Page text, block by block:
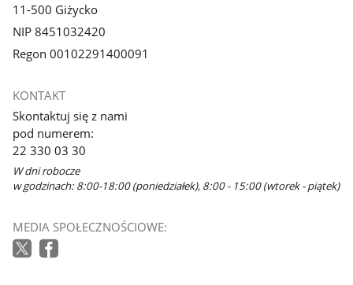
11-500 Giżycko
NIP 8451032420
Regon 00102291400091
KONTAKT
Skontaktuj się z nami
pod numerem:
22 330 03 30
W dni robocze
w godzinach: 8:00-18:00 (poniedziałek), 8:00 - 15:00 (wtorek - piątek)
MEDIA SPOŁECZNOŚCIOWE: